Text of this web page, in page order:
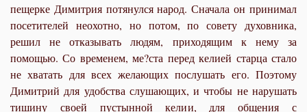
пещерке Димитрия потянулся народ. Сначала он принимал
посетителей неохотно, но потом, по совету духовника,
решил не отказывать людям, приходящим к нему за
помощью. Со временем, ме?ста перед келией старца стало
не хватать для всех желающих послушать его. Поэтому
Димитрий для удобства слушающих, и чтобы не нарушать
тишину своей пустынной келии, для общения с